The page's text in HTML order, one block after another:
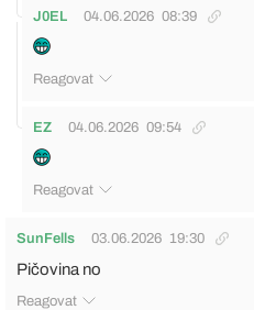
J0EL 04.06.2026 08:39
Reagovat
EZ 04.06.2026 09:54
Reagovat
SunFells 03.06.2026 19:30
Pičovina no
Reagovat